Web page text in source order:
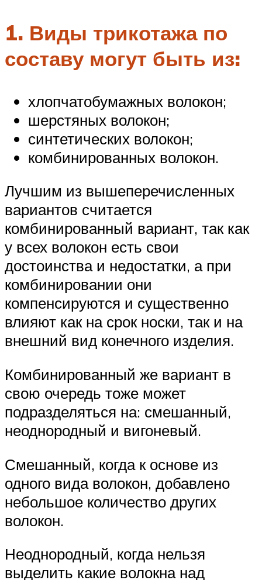
1. Виды трикотажа по
составу могут быть из:
хлопчатобумажных волокон;
шерстяных волокон;
синтетических волокон;
комбинированных волокон.
Лучшим из вышеперечисленных
вариантов считается
комбинированный вариант, так как
у всех волокон есть свои
достоинства и недостатки, а при
комбинировании они
компенсируются и существенно
влияют как на срок носки, так и на
внешний вид конечного изделия.
Комбинированный же вариант в
свою очередь тоже может
подразделяться на: смешанный,
неоднородный и вигоневый.
Смешанный, когда к основе из
одного вида волокон, добавлено
небольшое количество других
волокон.
Неоднородный, когда нельзя
выделить какие волокна над